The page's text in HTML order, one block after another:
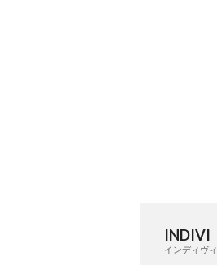
INDIVI
インディヴィ